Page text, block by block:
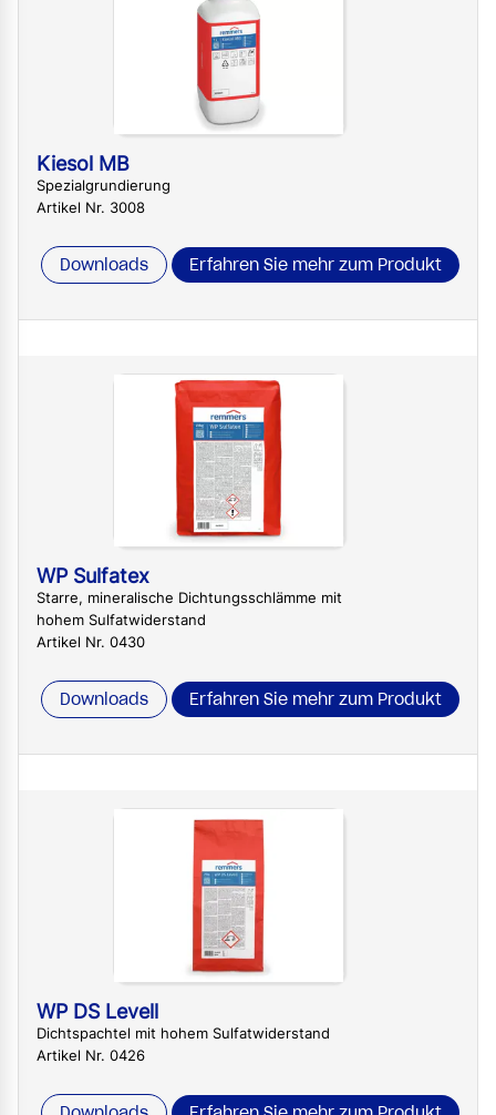
Kiesol MB
Spezialgrundierung
Artikel Nr. 3008
Downloads Erfahren Sie mehr zum Produkt
WP Sulfatex
Starre, mineralische Dichtungsschlämme mit
hohem Sulfatwiderstand
Artikel Nr. 0430
Downloads Erfahren Sie mehr zum Produkt
WP DS Levell
Dichtspachtel mit hohem Sulfatwiderstand
Artikel Nr. 0426